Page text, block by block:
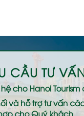
CẦU TƯ
hệ choHanoi Tourism
và hỗ trợ tư vấn
cho Quý khách